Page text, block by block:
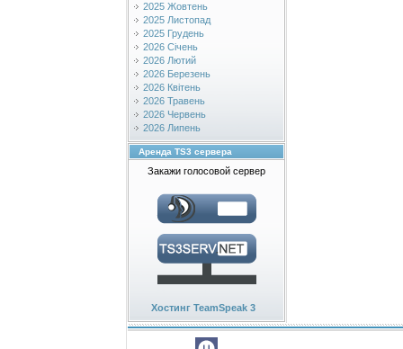
2025 Жовтень
2025 Листопад
2025 Грудень
2026 Січень
2026 Лютий
2026 Березень
2026 Квітень
2026 Травень
2026 Червень
2026 Липень
Аренда TS3 сервера
Закажи голосовой сервер
Хостинг TeamSpeak 3